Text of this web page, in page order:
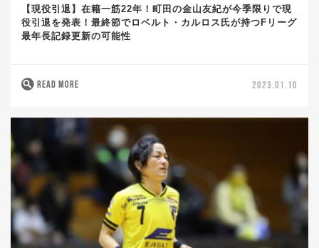
【現役引退】在籍一筋22年！町田の金山友紀が今季限りで現
役引退を発表！最終節でロベルト・カルロス氏が持つFリーグ
最年長記録更新の可能性
READ MORE 2023.01.10